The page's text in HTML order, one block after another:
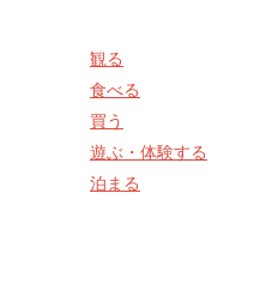
観る
食べる
買う
遊ぶ・体験する
泊まる